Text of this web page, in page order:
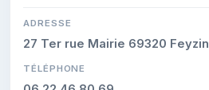
ADRESSE
27 Ter rue Mairie 69320 Feyzin
TÉLÉPHONE